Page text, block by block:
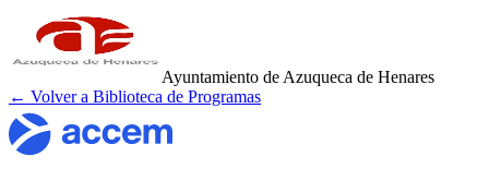
Ayuntamiento de Azuqueca de Henares
← Volver a Biblioteca de Programas